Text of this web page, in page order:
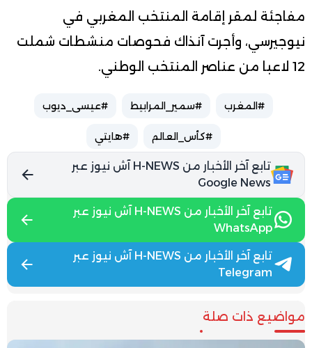
مفاجئة لمقر إقامة المنتخب المغربي في
نيوجيرسي، وأجرت آنذاك فحوصات منشطات شملت
12 لاعبا من عناصر المنتخب الوطني.
#المغرب #سمير_المرابيط #عيسى_ديوب
#كأس_العالم #هايتي
تابع آخر الأخبار من H-NEWS آش نيوز عبر
Google News
تابع آخر الأخبار من H-NEWS آش نيوز عبر
WhatsApp
تابع آخر الأخبار من H-NEWS آش نيوز عبر
Telegram
مواضيع ذات صلة